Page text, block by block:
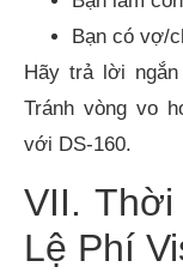
Bạn có vợ/
Hãy trả lời
Tránh vòng vo
với DS-160.
VII.
Lệ Phí